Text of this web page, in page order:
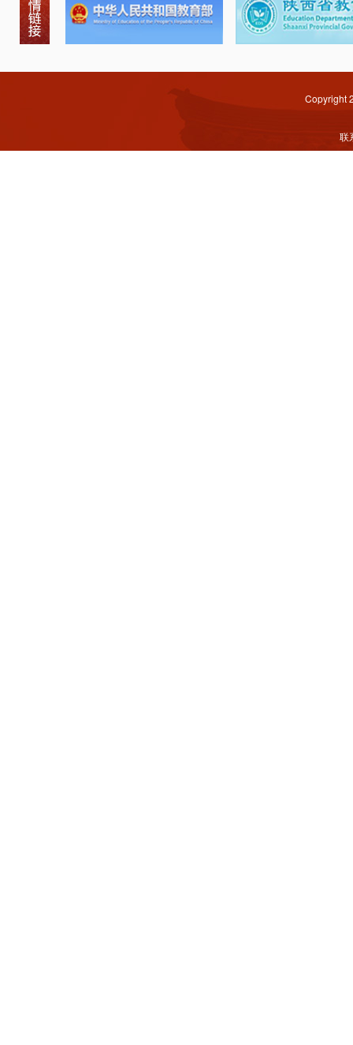
Copyright
联